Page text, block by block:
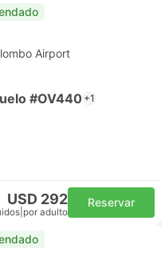
Airport
#OV440 +1
USD 292
por adulto
Reservar